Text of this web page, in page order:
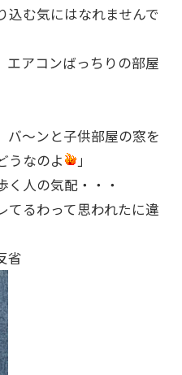
込む気にはなれませんで
エアコンばっちりの部屋
バ〜ンと子供部屋の窓を
うなのよ
」
く人の気配・・・
てるわって思われたに違
省